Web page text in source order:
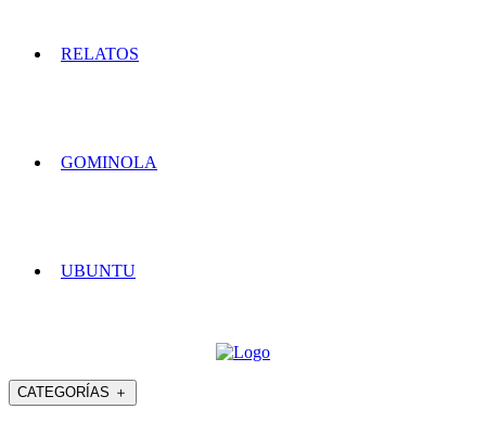
RELATOS
GOMINOLA
UBUNTU
CATEGORÍAS ＋